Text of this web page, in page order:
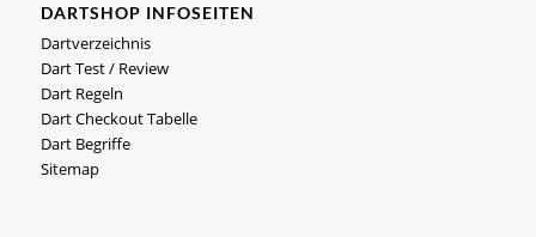
DARTSHOP INFOSEITEN
Dartverzeichnis
Dart Test / Review
Dart Regeln
Dart Checkout Tabelle
Dart Begriffe
Sitemap